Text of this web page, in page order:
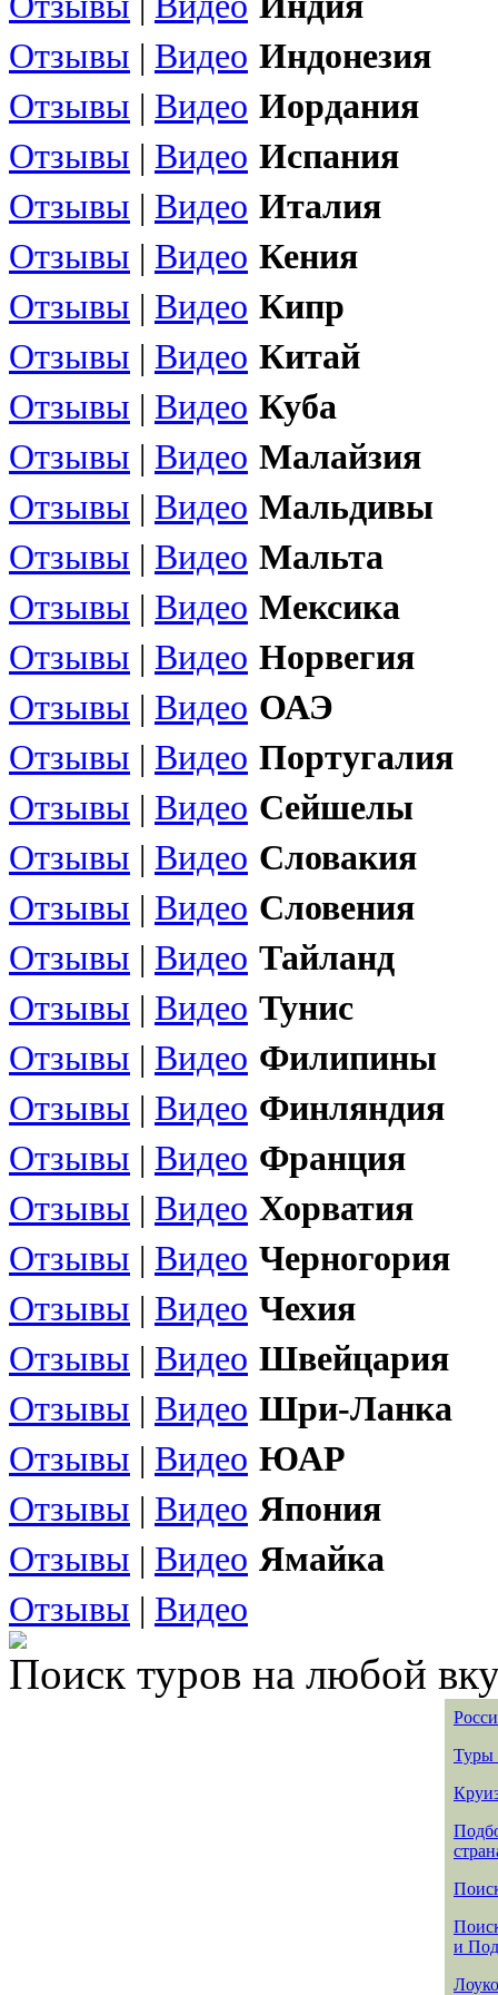
Отзывы | Видео Индонезия
Отзывы | Видео Иордания
Отзывы | Видео Испания
Отзывы | Видео Италия
Отзывы | Видео Кения
Отзывы | Видео Кипр
Отзывы | Видео Китай
Отзывы | Видео Куба
Отзывы | Видео Малайзия
Отзывы | Видео Мальдивы
Отзывы | Видео Мальта
Отзывы | Видео Мексика
Отзывы | Видео Норвегия
Отзывы | Видео ОАЭ
Отзывы | Видео Португалия
Отзывы | Видео Сейшелы
Отзывы | Видео Словакия
Отзывы | Видео Словения
Отзывы | Видео Тайланд
Отзывы | Видео Тунис
Отзывы | Видео Филипины
Отзывы | Видео Финляндия
Отзывы | Видео Франция
Отзывы | Видео Хорватия
Отзывы | Видео Черногория
Отзывы | Видео Чехия
Отзывы | Видео Швейцария
Отзывы | Видео Шри-Ланка
Отзывы | Видео ЮАР
Отзывы | Видео Япония
Отзывы | Видео Ямайка
Отзывы | Видео
Поиск туров на любой
Туры
и